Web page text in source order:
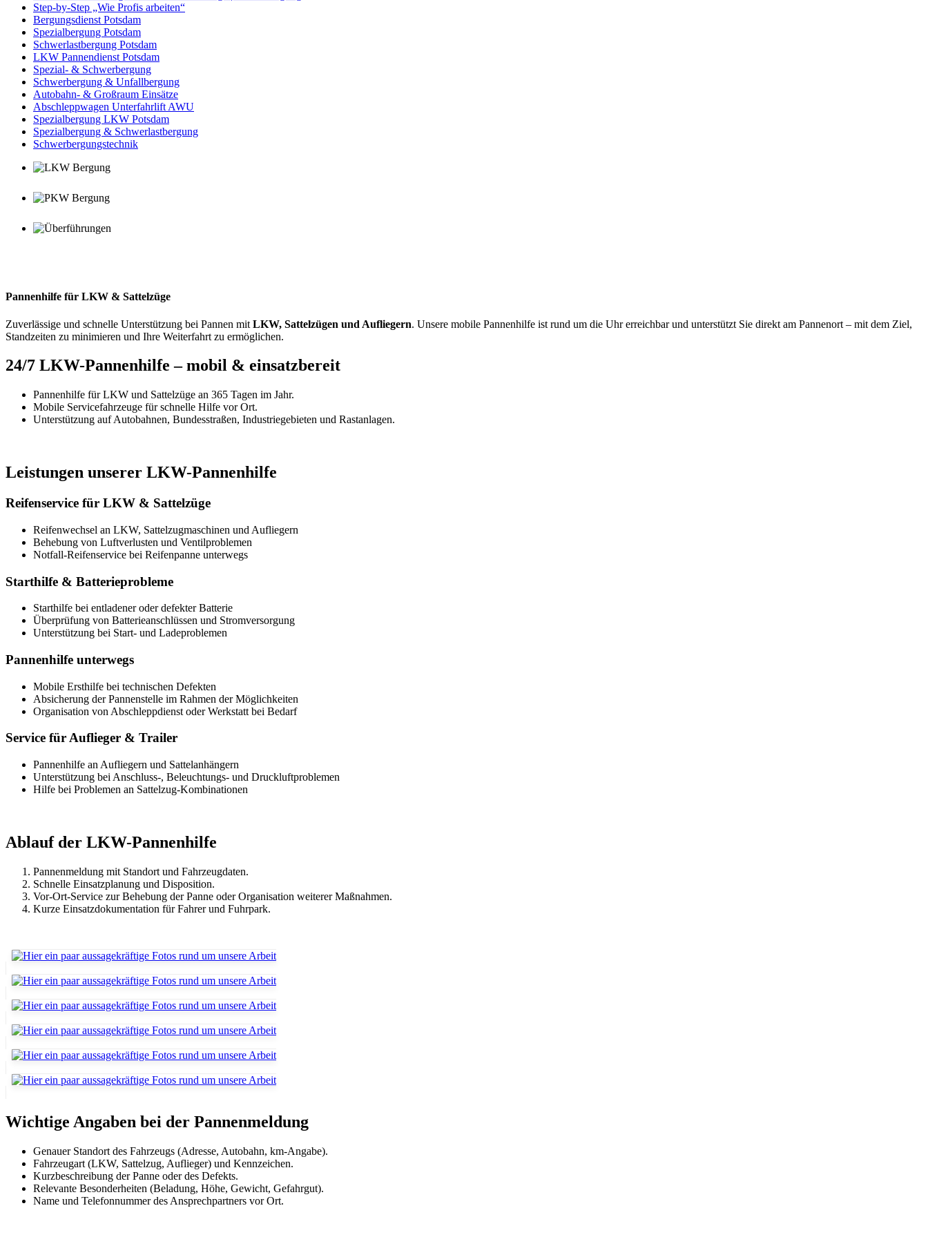
Step-by-Step „Wie Profis arbeiten“
Bergungsdienst Potsdam
Spezialbergung Potsdam
Schwerlastbergung Potsdam
LKW Pannendienst Potsdam
Spezial- & Schwerbergung
Schwerbergung & Unfallbergung
Autobahn- & Großraum Einsätze
Abschleppwagen Unterfahrlift AWU
Spezialbergung LKW Potsdam
Spezialbergung & Schwerlastbergung
Schwerbergungstechnik
Pannenhilfe für LKW & Sattelzüge
Zuverlässige und schnelle Unterstützung bei Pannen mit LKW, Sattelzügen und Aufliegern. Unsere mobile Pannenhilfe ist rund um die Uhr erreichbar und unterstützt Sie direkt am Pannenort – mit dem Ziel,
Standzeiten zu minimieren und Ihre Weiterfahrt zu ermöglichen.
24/7 LKW-Pannenhilfe – mobil & einsatzbereit
Pannenhilfe für LKW und Sattelzüge an 365 Tagen im Jahr.
Mobile Servicefahrzeuge für schnelle Hilfe vor Ort.
Unterstützung auf Autobahnen, Bundesstraßen, Industriegebieten und Rastanlagen.
Leistungen unserer LKW-Pannenhilfe
Reifenservice für LKW & Sattelzüge
Reifenwechsel an LKW, Sattelzugmaschinen und Aufliegern
Behebung von Luftverlusten und Ventilproblemen
Notfall-Reifenservice bei Reifenpanne unterwegs
Starthilfe & Batterieprobleme
Starthilfe bei entladener oder defekter Batterie
Überprüfung von Batterieanschlüssen und Stromversorgung
Unterstützung bei Start- und Ladeproblemen
Pannenhilfe unterwegs
Mobile Ersthilfe bei technischen Defekten
Absicherung der Pannenstelle im Rahmen der Möglichkeiten
Organisation von Abschleppdienst oder Werkstatt bei Bedarf
Service für Auflieger & Trailer
Pannenhilfe an Aufliegern und Sattelanhängern
Unterstützung bei Anschluss-, Beleuchtungs- und Druckluftproblemen
Hilfe bei Problemen an Sattelzug-Kombinationen
Ablauf der LKW-Pannenhilfe
Pannenmeldung mit Standort und Fahrzeugdaten.
Schnelle Einsatzplanung und Disposition.
Vor-Ort-Service zur Behebung der Panne oder Organisation weiterer Maßnahmen.
Kurze Einsatzdokumentation für Fahrer und Fuhrpark.
Wichtige Angaben bei der Pannenmeldung
Genauer Standort des Fahrzeugs (Adresse, Autobahn, km-Angabe).
Fahrzeugart (LKW, Sattelzug, Auflieger) und Kennzeichen.
Kurzbeschreibung der Panne oder des Defekts.
Relevante Besonderheiten (Beladung, Höhe, Gewicht, Gefahrgut).
Name und Telefonnummer des Ansprechpartners vor Ort.